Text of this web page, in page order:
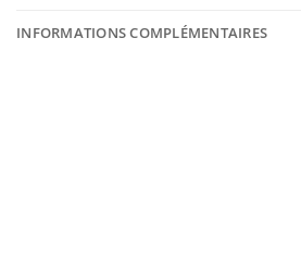
INFORMATIONS COMPLÉMENTAIRES